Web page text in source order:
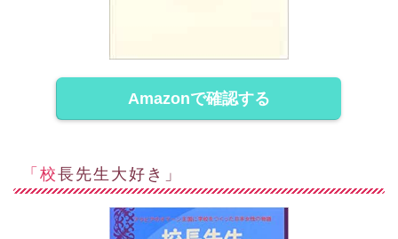
Amazonで確認する
「校長先生大好き」